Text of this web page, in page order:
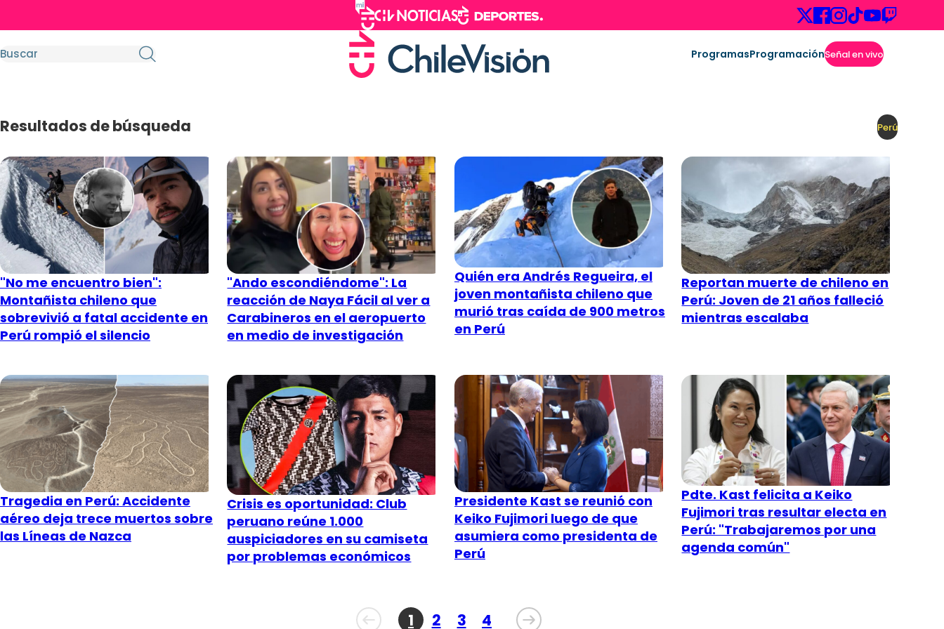
ProgramasProgramaciónSeñal en vivo
Resultados de búsqueda Perú
"No me encuentro bien":
Montañista chileno que
sobrevivió a fatal accidente en
Perú rompió el silencio
"Ando escondiéndome": La
reacción de Naya Fácil al ver a
Carabineros en el aeropuerto
en medio de investigación
Quién era Andrés Regueira, el
joven montañista chileno que
murió tras caída de 900 metros
en Perú
Reportan muerte de chileno en
Perú: Joven de 21 años falleció
mientras escalaba
Tragedia en Perú: Accidente
aéreo deja trece muertos sobre
las Líneas de Nazca
Crisis es oportunidad: Club
peruano reúne 1.000
auspiciadores en su camiseta
por problemas económicos
Presidente Kast se reunió con
Keiko Fujimori luego de que
asumiera como presidenta de
Perú
Pdte. Kast felicita a Keiko
Fujimori tras resultar electa en
Perú: "Trabajaremos por una
agenda común"
1 2 3 4